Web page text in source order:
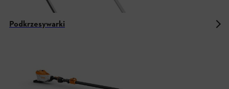
Podkrzesywarki